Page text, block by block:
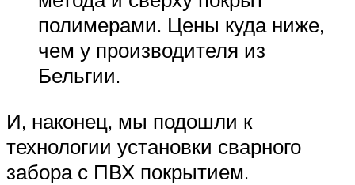
полимерами. Цены куда ниже,
чем у производителя из
Бельгии.
И, наконец, мы подошли к
технологии установки сварного
забора с ПВХ покрытием.